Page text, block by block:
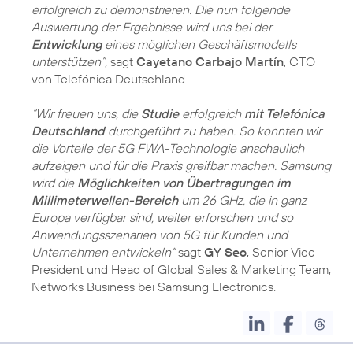
erfolgreich zu demonstrieren. Die nun folgende
Auswertung der Ergebnisse wird uns bei der
Entwicklungeines möglichen Geschäftsmodells
unterstützen”, sagt Cayetano Carbajo Martín, CTO
von Telefónica Deutschland.
“Wir freuen uns, die Studieerfolgreich mit Telefónica
Deutschlanddurchgeführt zu haben. So konnten wir
die Vorteile der 5G FWA-Technologie anschaulich
aufzeigen und für die Praxis greifbar machen. Samsung
wird die Möglichkeiten von Übertragungen im
Millimeterwellen-Bereichum 26 GHz, die in ganz
Europa verfügbar sind, weiter erforschen und so
Anwendungsszenarien von 5G für Kunden und
Unternehmen entwickeln”sagt GY Seo, Senior Vice
President und Head of Global Sales & Marketing Team,
Networks Business bei Samsung Electronics.